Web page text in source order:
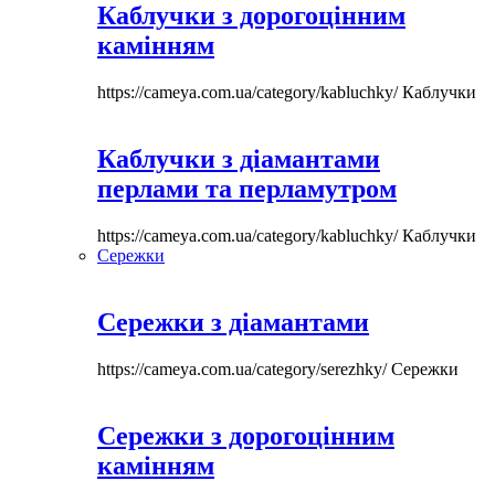
Каблучки з дорогоцінним
камінням
https://cameya.com.ua/category/kabluchky/Каблучки
Каблучки з діамантами
перлами та перламутром
https://cameya.com.ua/category/kabluchky/Каблучки
Сережки
Сережки з діамантами
https://cameya.com.ua/category/serezhky/Сережки
Сережки з дорогоцінним
камінням